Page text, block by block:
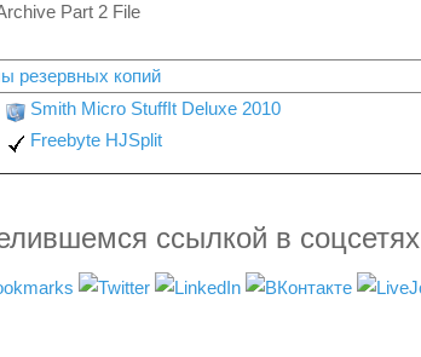
Part 2 File
резервных копий
Smith Micro StuffIt Deluxe 2010
Freebyte HJSplit
ссылкой в соцсетях